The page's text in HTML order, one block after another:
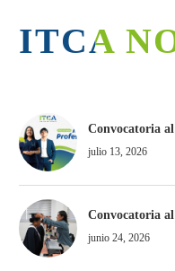
ITCA
Convocatoria
julio 13, 2026
Convocatoria
junio 24, 2026